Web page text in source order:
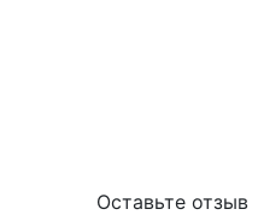
Оставьте отзыв